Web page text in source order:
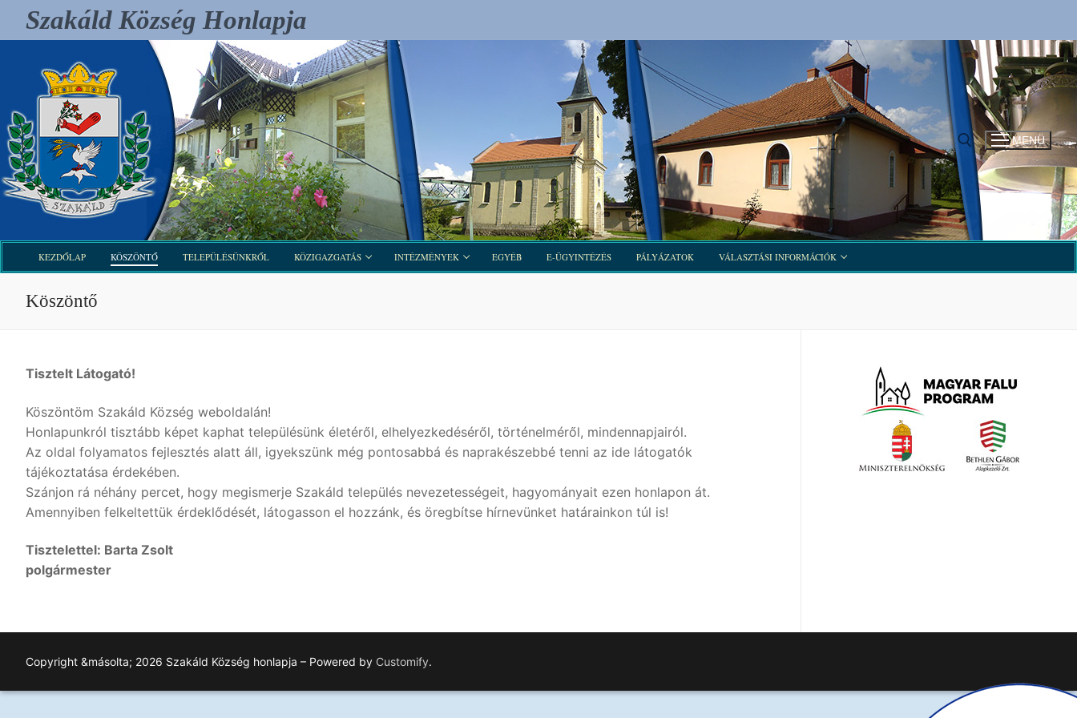
UgrásSzakáld Község Honlapja
Keresése:
MENÜ
KEZDŐLAP KÖSZÖNTŐ TELEPÜLÉSÜNKRŐL KÖZIGAZGATÁS INTÉZMÉNYEK EGYÉB E-ÜGYINTÉZÉS PÁLYÁZATOK VÁLASZTÁSI INFORMÁCIÓK
Köszöntő
Tisztelt Látogató!
Köszöntöm Szakáld Község weboldalán!
Honlapunkról tisztább képet kaphat településünk életéről, elhelyezkedéséről, történelméről, mindennapjairól.
Az oldal folyamatos fejlesztés alatt áll, igyekszünk még pontosabbá és naprakészebbé tenni az ide látogatók
tájékoztatása érdekében.
Szánjon rá néhány percet, hogy megismerje Szakáld település nevezetességeit, hagyományait ezen honlapon át.
Amennyiben felkeltettük érdeklődését, látogasson el hozzánk, és öregbítse hírnevünket határainkon túl is!
Tisztelettel: Barta Zsolt
polgármester
Copyright &másolta; 2026 Szakáld Község honlapja – Powered by Customify.